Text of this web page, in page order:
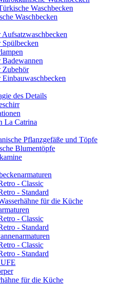
Waschbecken
Waschbecken
Zubehör
des Details
La Catrina
Pflanzgefäße und Töpfe
Blumentöpfe
- Classic
- Standard
für die Küche
- Classic
- Standard
- Classic
- Standard
für die Küche